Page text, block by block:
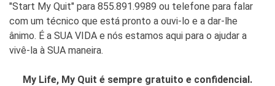
"Start My Quit" para 855.891.9989 ou telefone para falar
com um técnico que está pronto a ouvi-lo e a dar-lhe
ânimo. É a SUA VIDA e nós estamos aqui para o ajudar a
vivê-la à SUA maneira.
My Life, My Quit é sempre gratuito e confidencial.